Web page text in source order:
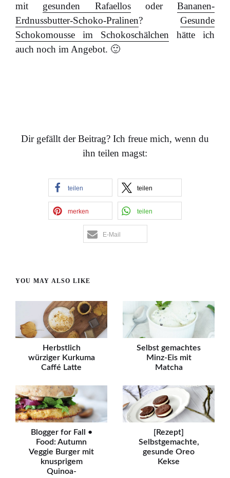
mit gesunden Rafaellosoder Bananen-
Erdnussbutter-Schoko-Pralinen? Gesunde
Schokomousse im Schokoschälchen hätte ich
auch noch im Angebot. 🙂
Dir gefällt der Beitrag? Ich freue mich, wenn du
ihn teilen magst:
teilen teilen
merken teilen
E-Mail
YOU MAY ALSO LIKE
Herbstlich
würziger Kurkuma
Caffé Latte
Selbst gemachtes
Minz-Eis mit
Matcha
Blogger for Fall •
Food: Autumn
Veggie Burger mit
knusprigem
Quinoa-
[Rezept]
Selbstgemachte,
gesunde Oreo
Kekse